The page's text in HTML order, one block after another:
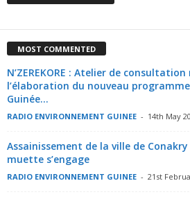
MOST COMMENTED
N’ZEREKORE : Atelier de
l’élaboration du nouveau
Guinée...
RADIO ENVIRONNEMENT GUINEE - 14th May
Assainissement de la ville de
muette s’engage
RADIO ENVIRONNEMENT GUINEE - 21st